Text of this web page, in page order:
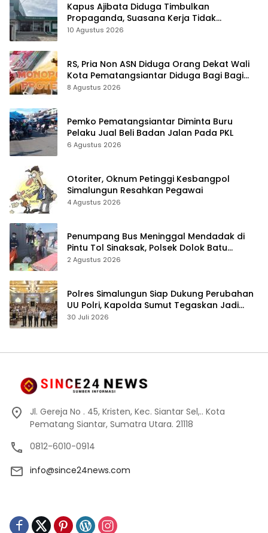
Kapus Ajibata Diduga Timbulkan
Propaganda, Suasana Kerja Tidak
Harmonis
10 Agustus 2026
RS, Pria Non ASN Diduga Orang Dekat Wali
Kota Pematangsiantar Diduga Bagi Bagi
Proyek ke Kontraktor
8 Agustus 2026
Pemko Pematangsiantar Diminta Buru
Pelaku Jual Beli Badan Jalan Pada PKL
6 Agustus 2026
Otoriter, Oknum Petinggi Kesbangpol
Simalungun Resahkan Pegawai
4 Agustus 2026
Penumpang Bus Meninggal Mendadak di
Pintu Tol Sinaksak, Polsek Dolok Batu
Nanggar Gerak Cepat Olah TKP
2 Agustus 2026
Polres Simalungun Siap Dukung Perubahan
UU Polri, Kapolda Sumut Tegaskan Jadi
Fondasi Penguatan Profesionalisme dan
30 Juli 2026
Jl. Gereja No . 45, Kristen, Kec. Siantar Sel,.. Kota
Pematang Siantar, Sumatra Utara. 21118
0812-6010-0914
info@since24news.com